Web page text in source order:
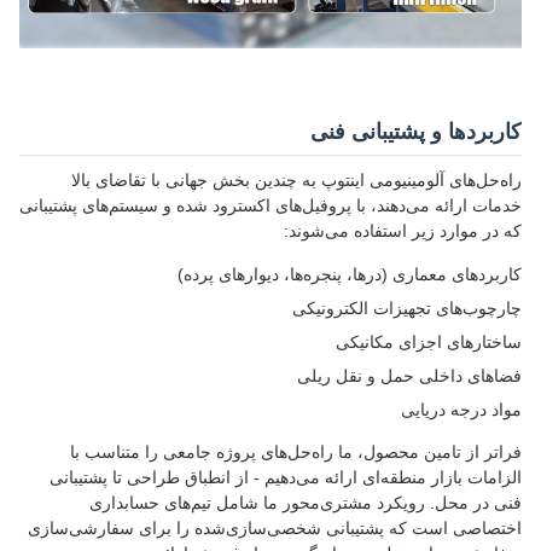
کاربردها و پشتیبانی فنی
راه‌حل‌های آلومینیومی اینتوپ به چندین بخش جهانی با تقاضای بالا
خدمات ارائه می‌دهند، با پروفیل‌های اکسترود شده و سیستم‌های پشتیبانی
که در موارد زیر استفاده می‌شوند:
کاربردهای معماری (درها، پنجره‌ها، دیوارهای پرده)
چارچوب‌های تجهیزات الکترونیکی
ساختارهای اجزای مکانیکی
فضاهای داخلی حمل و نقل ریلی
مواد درجه دریایی
فراتر از تامین محصول، ما راه‌حل‌های پروژه جامعی را متناسب با
الزامات بازار منطقه‌ای ارائه می‌دهیم - از انطباق طراحی تا پشتیبانی
فنی در محل. رویکرد مشتری‌محور ما شامل تیم‌های حسابداری
اختصاصی است که پشتیبانی شخصی‌سازی‌شده را برای سفارشی‌سازی